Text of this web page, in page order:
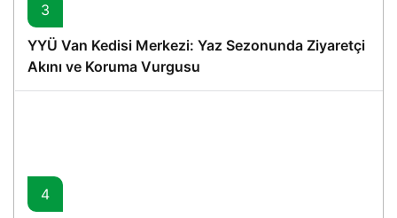
3
YYÜ Van Kedisi Merkezi: Yaz Sezonunda Ziyaretçi
Akını ve Koruma Vurgusu
4